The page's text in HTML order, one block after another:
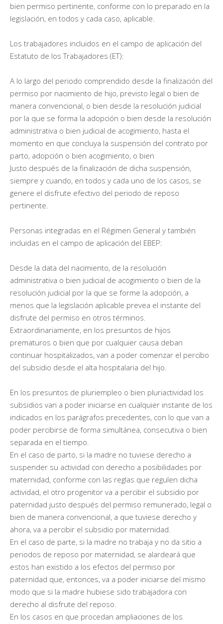
bien permiso pertinente, conforme con lo preparado en la
legislación, en todos y cada caso, aplicable.
Los trabajadores incluidos en el campo de aplicación del
Estatuto de los Trabajadores (ET):
A lo largo del periodo comprendido desde la finalización del
permiso por nacimiento de hijo, previsto legal o bien de
manera convencional, o bien desde la resolución judicial
por la que se forma la adopción o bien desde la resolución
administrativa o bien judicial de acogimiento, hasta el
momento en que concluya la suspensión del contrato por
parto, adopción o bien acogimiento, o bien
Justo después de la finalización de dicha suspensión,
siempre y cuando, en todos y cada uno de los casos, se
genere el disfrute efectivo del periodo de reposo
pertinente.
Personas integradas en el Régimen General y también
incluidas en el campo de aplicación del EBEP:
Desde la data del nacimiento, de la resolución
administrativa o bien judicial de acogimiento o bien de la
resolución judicial por la que se forme la adopción, a
menos que la legislación aplicable prevea el instante del
disfrute del permiso en otros términos.
Extraordinariamente, en los presuntos de hijos
prematuros o bien que por cualquier causa deban
continuar hospitalizados, van a poder comenzar el percibo
del subsidio desde el alta hospitalaria del hijo.
En los presuntos de pluriempleo o bien pluriactividad los
subsidios van a poder iniciarse en cualquier instante de los
indicados en los parágrafos precedentes, con lo que van a
poder percibirse de forma simultánea, consecutiva o bien
separada en el tiempo.
En el caso de parto, si la madre no tuviese derecho a
suspender su actividad con derecho a posibilidades por
maternidad, conforme con las reglas que regulen dicha
actividad, el otro progenitor va a percibir el subsidio por
paternidad justo después del permiso remunerado, legal o
bien de manera convencional, a que tuviese derecho y
ahora, va a percibir el subsidio por maternidad.
En el caso de parte, si la madre no trabaja y no da sitio a
periodos de reposo por maternidad, se alardeará que
estos han existido a los efectos del permiso por
paternidad que, entonces, va a poder iniciarse del mismo
modo que si la madre hubiese sido trabajadora con
derecho al disfrute del reposo.
En los casos en que procedan ampliaciones de los